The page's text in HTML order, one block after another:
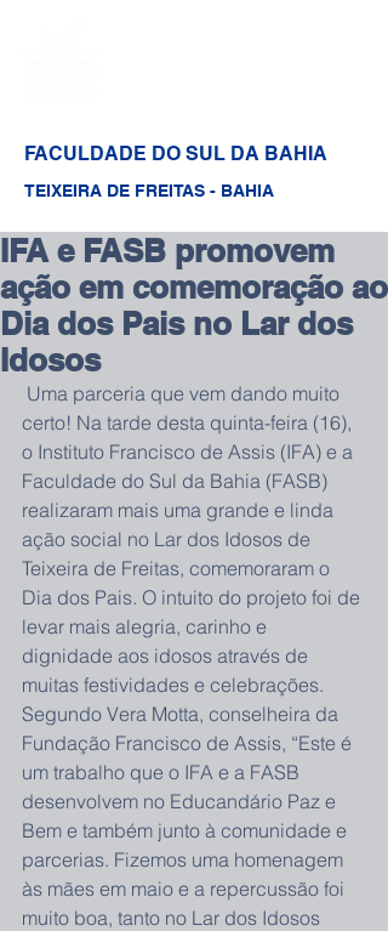
FACULDADE DO SUL DA BAHIA
TEIXEIRA DE FREITAS - BAHIA
IFA e FASB promovem
ação em comemoração ao
Dia dos Pais no Lar dos
Idosos
certo! Na tarde desta quinta-feira (16),
o Instituto Francisco de Assis (IFA) e a
Faculdade do Sul da Bahia (FASB)
realizaram mais uma grande e linda
ação social no Lar dos Idosos de
Teixeira de Freitas, comemoraram o
Dia dos Pais. O intuito do projeto foi de
levar mais alegria, carinho e
dignidade aos idosos através de
muitas festividades e celebrações.
Segundo Vera Motta, conselheira da
Fundação Francisco de Assis, “Este é
um trabalho que o IFA e a FASB
desenvolvem no Educandário Paz e
Bem e também junto à comunidade e
parcerias. Fizemos uma homenagem
às mães em maio e a repercussão foi
muito boa, tanto no Lar dos Idosos